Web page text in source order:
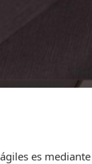
es mediante